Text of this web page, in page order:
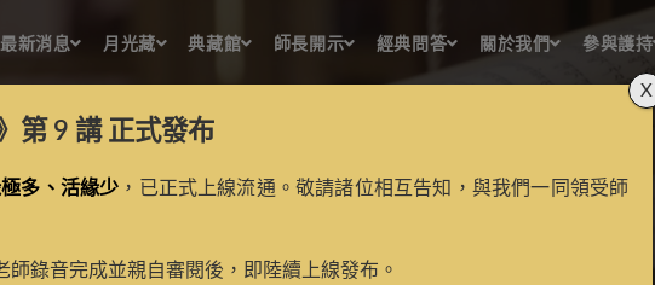
最新消息 月光藏 典藏館 師長開示 經典問答 關於我們 參與護持
謂「莊嚴」？
第 9 講正式發布
多、活緣少 ，已正式上線流通。敬請諸位相互告知，與我們一同領受師
錄音完成並親自審閱後，即陸續上線發布。
X